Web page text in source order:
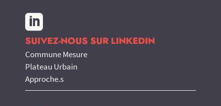

SUIVEZ-NOUS SUR LINKEDIN
Commune Mesure
Plateau Urbain
Approche.s